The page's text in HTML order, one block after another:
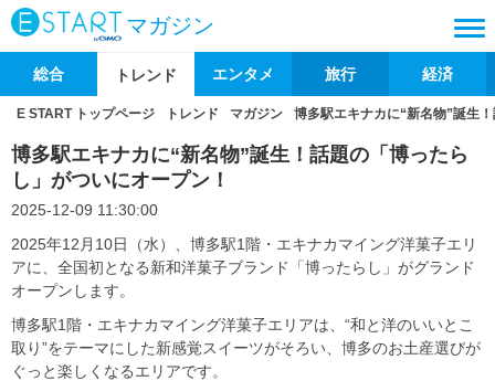
マガジン
総合 トレンド エンタメ 旅行 経済
E START トップページ トレンド マガジン 博多駅エキナカに“新名物”誕生
博多駅エキナカに“新名物”誕生！話題の「博ったら
し」がついにオープン！
2025-12-09 11:30:00
2025年12月10日（水）、博多駅1階・エキナカマイング洋菓子エリ
アに、全国初となる新和洋菓子ブランド「博ったらし」がグランド
オープンします。
博多駅1階・エキナカマイング洋菓子エリアは、“和と洋のいいとこ
取り”をテーマにした新感覚スイーツがそろい、博多のお土産選びが
ぐっと楽しくなるエリアです。